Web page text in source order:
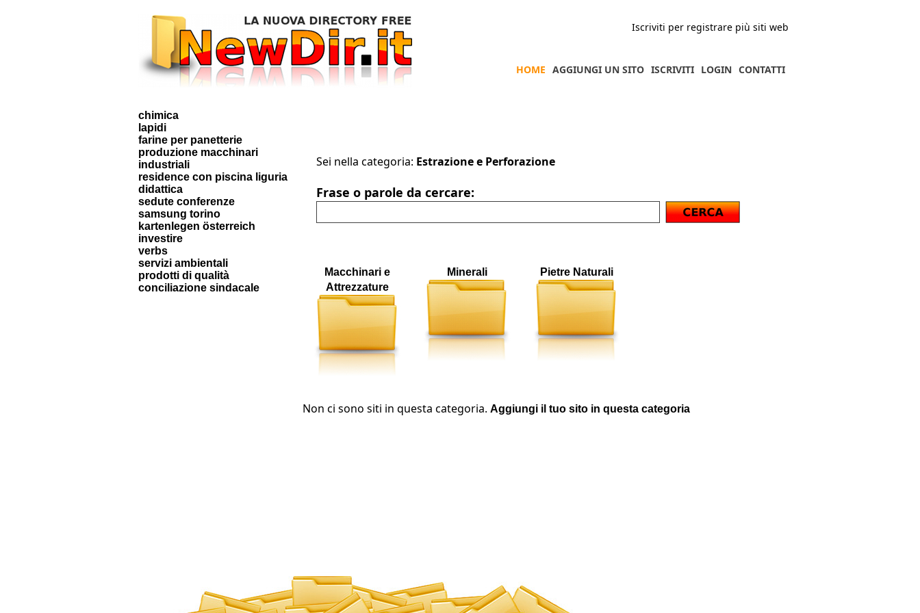
Iscriviti per registrare più siti web
CONTATTI
LOGIN
ISCRIVITI
AGGIUNGI UN SITO
HOME
chimica
lapidi
farine per panetterie
produzione macchinari
industriali
residence con piscina liguria
didattica
sedute conferenze
samsung torino
kartenlegen österreich
investire
verbs
servizi ambientali
prodotti di qualità
conciliazione sindacale
Sei nella categoria: Estrazione e Perforazione
Frase o parole da cercare:
Macchinari e
Attrezzature
Minerali Pietre Naturali
Non ci sono siti in questa categoria. Aggiungi il tuo sito in questa categoria